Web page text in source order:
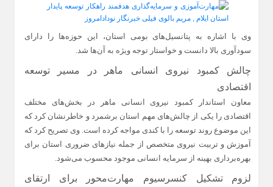
وی با اشاره به پتانسیل‌های بومی استان، این حوزه‌ها را دارای
سودآوری بالا دانست و خواستار توجه ویژه به آن‌ها شد.
چالش کمبود نیروی انسانی ماهر در مسیر توسعه
اقتصادی
معاون استاندار کمبود نیروی انسانی ماهر در بخش‌های مختلف
اقتصادی را یکی از چالش‌های مهم استان برشمرد و خاطرنشان کرد که
این موضوع روند توسعه را با کندی مواجه کرده است. وی تصریح کرد که
آموزش و تربیت نیروی متخصص از جمله نیازهای ضروری استان برای
بهره‌برداری بهینه از سرمایه انسانی موجود محسوب می‌شود.
لزوم تشکیل کنسرسیوم مهارت‌محور برای ارتقای